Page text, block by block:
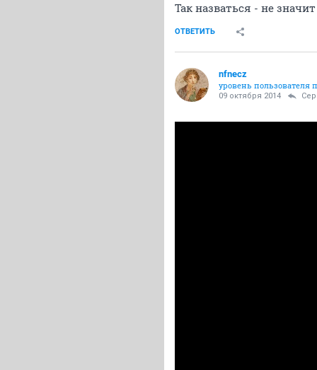
Так назваться - не значит
ОТВЕТИТЬ
nfnecz
уровень пользователя
09 октября 2014